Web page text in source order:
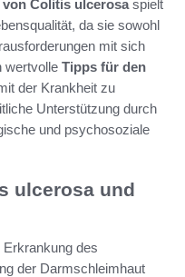
Colitis ulcerosaspielt
da sie sowohl
mit sich
wertvolle Tipps für den
der Krankheit zu
Unterstützung durch
und psychosoziale
ulcerosa und
des
der Darmschleimhaut